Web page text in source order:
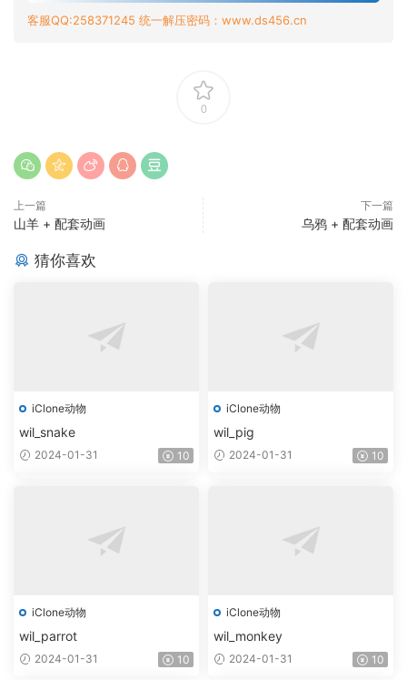
客服QQ:258371245 统一解压密码：www.ds456.cn
0
上一篇
山羊 + 配套动画
下一篇
乌鸦 + 配套动画
猜你喜欢
iClone动物
wil_snake
2024-01-31 10
iClone动物
wil_pig
2024-01-31 10
iClone动物
wil_parrot
2024-01-31 10
iClone动物
wil_monkey
2024-01-31 10